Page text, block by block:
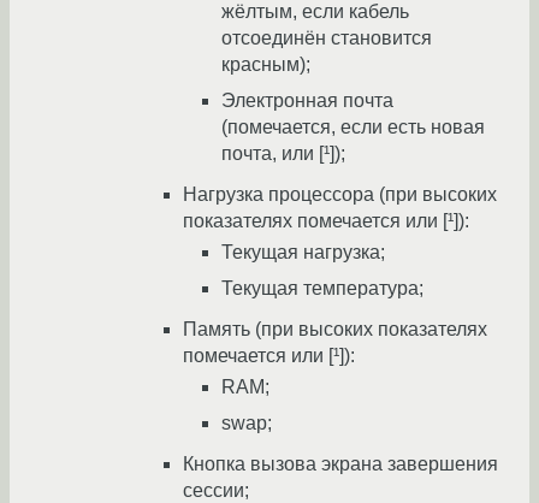
жёлтым, если кабель
отсоединён становится
красным);
Электронная почта
(помечается, если есть новая
почта, или [¹]);
Нагрузка процессора (при высоких
показателях помечается или [¹]):
Текущая нагрузка;
Текущая температура;
Память (при высоких показателях
помечается или [¹]):
RAM;
swap;
Кнопка вызова экрана завершения
сессии;